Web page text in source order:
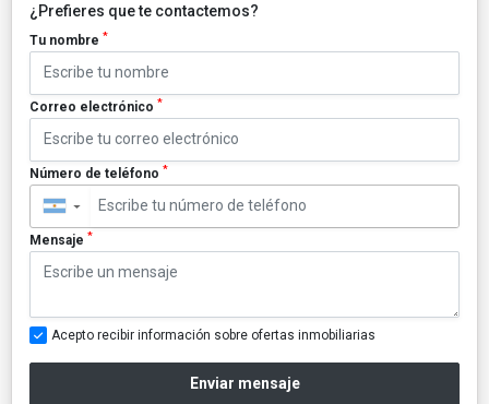
¿Prefieres que te contactemos?
Tu nombre *
Correo electrónico *
Número de teléfono *
▼
Mensaje *
Acepto recibir información sobre ofertas inmobiliarias
Enviar mensaje